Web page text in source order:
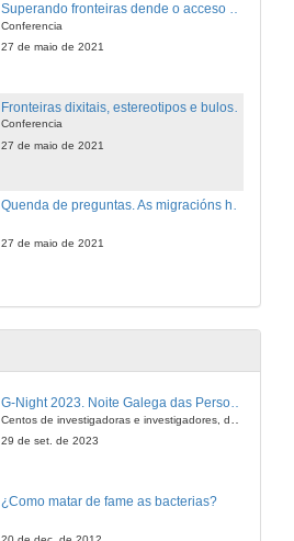
Superando fronteiras dende o acceso a vivenda
Conferencia
27 de maio de 2021
Conferencia
27 de maio de 2021
Quenda de preguntas. As migracións humanas
27 de maio de 2021
G-Night 2023. Noite Galega das Persoas Investigadoras. Conciencias creativas
29 de set. de 2023
¿Como matar de fame as bacterias?